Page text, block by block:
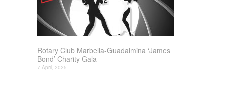
Rotary Club Marbella-Guadalmina ‘James
Bond’ Charity Gala
7 April, 2025